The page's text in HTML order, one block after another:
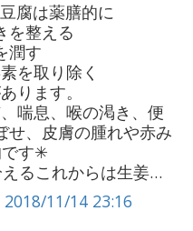
腐は薬膳的に
整える
潤す
を取り除く
ります。
喘息、喉の渇き、便
せ、皮膚の腫れや赤み
す✳︎
るこれからは生姜…
2018/11/14 23:16